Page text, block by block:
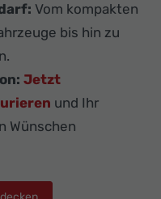
Vom kompakten
bis hin zu
Jetzt
und Ihr
Wünschen